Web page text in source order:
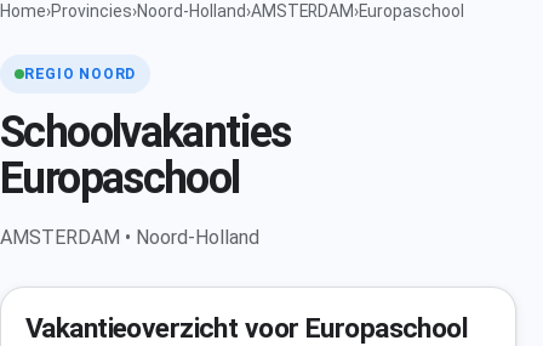
Home›Provincies›Noord-Holland›AMSTERDAM›Europaschool
REGIO NOORD
Schoolvakanties
Europaschool
AMSTERDAM • Noord-Holland
Vakantieoverzicht voor Europaschool